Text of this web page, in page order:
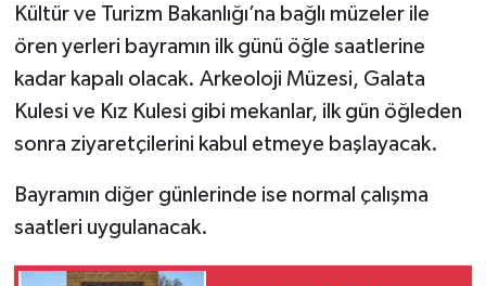
Kültür ve Turizm Bakanlığı’na bağlı müzeler ile
ören yerleri bayramın ilk günü öğle saatlerine
kadar kapalı olacak. Arkeoloji Müzesi, Galata
Kulesi ve Kız Kulesi gibi mekanlar, ilk gün öğleden
sonra ziyaretçilerini kabul etmeye başlayacak.
Bayramın diğer günlerinde ise normal çalışma
saatleri uygulanacak.